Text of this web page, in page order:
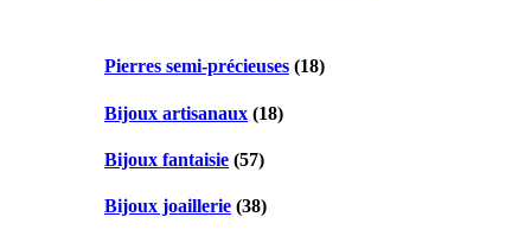
Pierres semi-précieuses (18)
Bijoux artisanaux (18)
Bijoux fantaisie (57)
Bijoux joaillerie (38)